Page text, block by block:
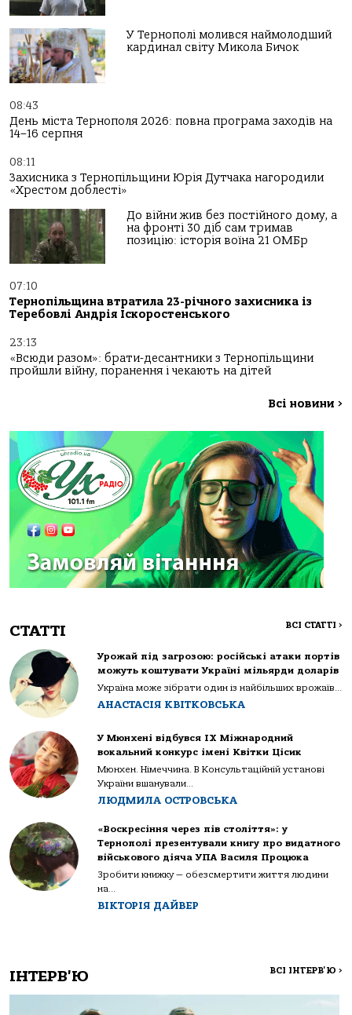
У Тернополі молився наймолодший
кардинал світу Микола Бичок
08:43
День міста Тернополя 2026: повна програма заходів на
14–16 серпня
08:11
Захисника з Тернопільщини Юрія Дутчака нагородили
«Хрестом доблесті»
До війни жив без постійного дому, а
на фронті 30 діб сам тримав
позицію: історія воїна 21 ОМБр
07:10
Тернопільщина втратила 23-річного захисника із
Теребовлі Андрія Іскоростенського
23:13
«Всюди разом»: брати-десантники з Тернопільщини
пройшли війну, поранення і чекають на дітей
Всі новини >
СТАТТІ ВСІ СТАТТІ >
Урожай під загрозою: російські атаки портів
можуть коштувати Україні мільярди доларів
Україна може зібрати один із найбільших врожаїв...
АНАСТАСІЯ КВІТКОВСЬКА
У Мюнхені відбувся IX Міжнародний
вокальний конкурс імені Квітки Цісик
Мюнхен. Німеччина. В Консультаційній установі
України вшанували...
ЛЮДМИЛА ОСТРОВСЬКА
«Воскресіння через пів століття»: у
Тернополі презентували книгу про видатного
військового діяча УПА Василя Процюка
Зробити книжку — обезсмертити життя людини
на...
ВІКТОРІЯ ДАЙВЕР
ІНТЕРВ'Ю ВСІ ІНТЕРВ'Ю >